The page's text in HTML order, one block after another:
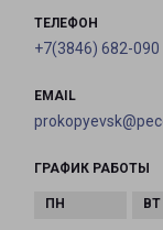
ТЕЛЕФОН
+7(3846) 682-090
EMAIL
ГРАФИК РАБОТЫ